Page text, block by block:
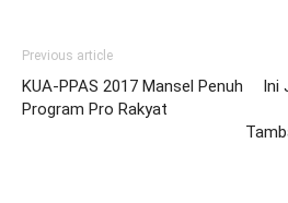
Previous article
KUA-PPAS 2017 Mansel Penuh
Program Pro Rakyat
Ini